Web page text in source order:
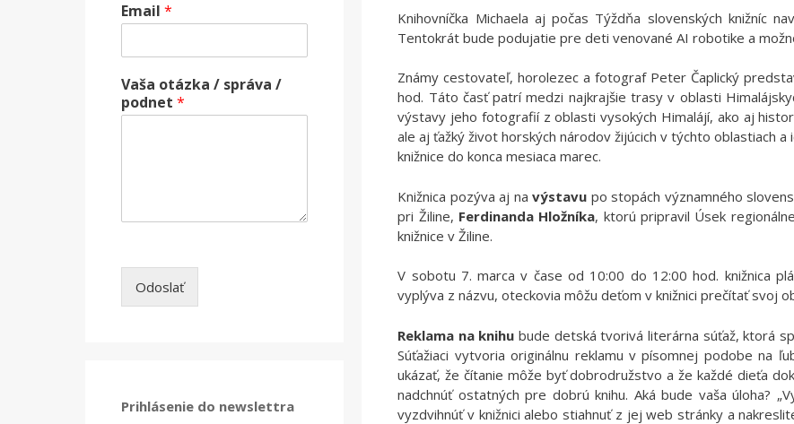
Knihovníčka Michaela aj počas Týždňa slovenských knižníc
Tentokrát bude podujatie pre deti venované AI robotike a
Známy cestovateľ, horolezec a fotograf Peter Čaplický
hod. Táto časť patrí medzi najkrajšie trasy v oblasti
výstavy jeho fotografií z oblasti vysokých Himalájí, ako aj
ale aj ťažký život horských národov žijúcich v týchto oblastiach
knižnice do konca mesiaca marec.
Knižnica pozýva aj navýstavu po stopách významného
pri Žiline, Ferdinanda Hložníka, ktorú pripravil Úsek
knižnice v Žiline.
V sobotu 7. marca v čase od 10:00 do 12:00 hod. knižnica
vyplýva z názvu, oteckovia môžu deťom v knižnici prečítať svoj
Reklama na knihu bude detská tvorivá literárna súťaž, ktorá
Súťažiaci vytvoria originálnu reklamu v písomnej podobe na
ukázať, že čítanie môže byť dobrodružstvo a že každé dieťa
nadchnúť ostatných pre dobrú knihu. Aká bude vaša úloha?
vyzdvihnúť v knižnici alebo stiahnuť z jej web stránky a
Email *
Vaša otázka / správa /
podnet *
Odoslať
Prihlásenie do newslettra